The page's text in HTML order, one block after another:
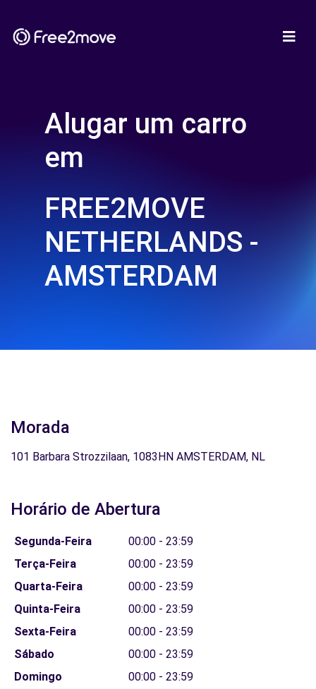
Alugar um carro
em
FREE2MOVE
NETHERLANDS -
AMSTERDAM
Morada
101 Barbara Strozzilaan, 1083HN AMSTERDAM, NL
Horário de Abertura
Segunda-Feira
00:00 - 23:59
Terça-Feira
00:00 - 23:59
Quarta-Feira
00:00 - 23:59
Quinta-Feira
00:00 - 23:59
Sexta-Feira
00:00 - 23:59
Sábado
00:00 - 23:59
Domingo
00:00 - 23:59